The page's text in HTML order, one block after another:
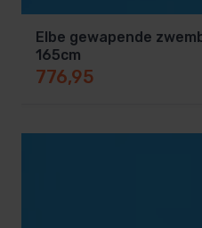
Elbe gewapende
165cm
776,95